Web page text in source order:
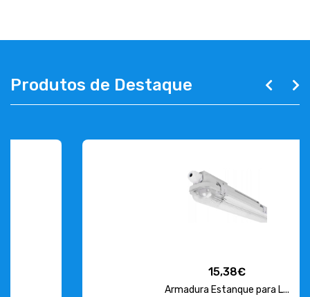
Produtos de Destaque
Armadura Estanque para L...